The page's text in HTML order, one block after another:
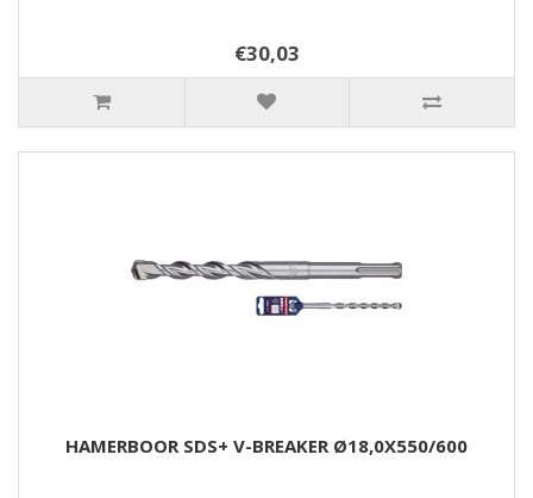
€30,03
HAMERBOOR SDS+ V-BREAKER Ø18,0X550/600